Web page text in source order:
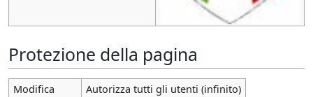
Protezione della pagina
Modifica
Autorizza tutti gli utenti (infinito)